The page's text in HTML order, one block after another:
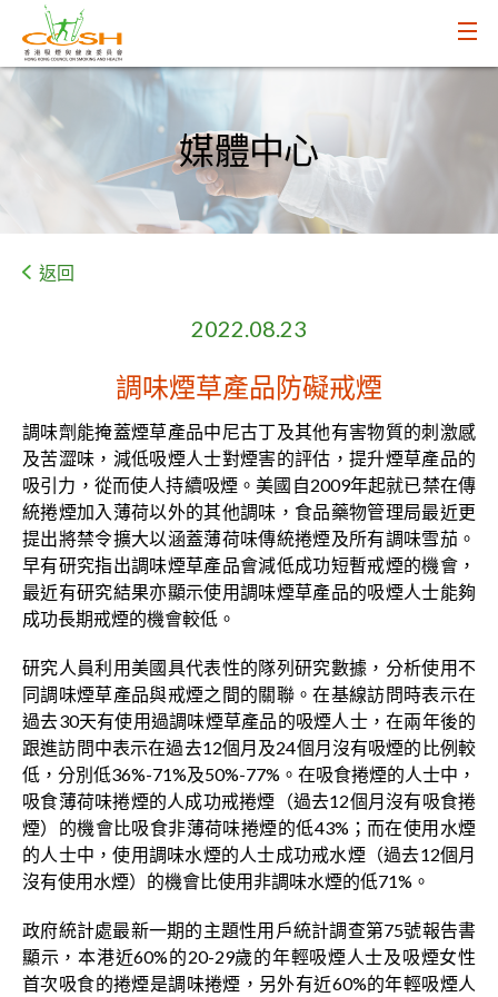
媒體中心
返回
2022.08.23
調味煙草產品防礙戒煙
調味劑能掩蓋煙草產品中尼古丁及其他有害物質的刺激感
及苦澀味，減低吸煙人士對煙害的評估，提升煙草產品的
吸引力，從而使人持續吸煙。美國自2009年起就已禁在傳
統捲煙加入薄荷以外的其他調味，食品藥物管理局最近更
提出將禁令擴大以涵蓋薄荷味傳統捲煙及所有調味雪茄。
早有研究指出調味煙草產品會減低成功短暫戒煙的機會，
最近有研究結果亦顯示使用調味煙草產品的吸煙人士能夠
成功長期戒煙的機會較低。
研究人員利用美國具代表性的隊列研究數據，分析使用不
同調味煙草產品與戒煙之間的關聯。在基線訪問時表示在
過去30天有使用過調味煙草產品的吸煙人士，在兩年後的
跟進訪問中表示在過去12個月及24個月沒有吸煙的比例較
低，分別低36%-71%及50%-77%。在吸食捲煙的人士中，
吸食薄荷味捲煙的人成功戒捲煙（過去12個月沒有吸食捲
煙）的機會比吸食非薄荷味捲煙的低43%；而在使用水煙
的人士中，使用調味水煙的人士成功戒水煙（過去12個月
沒有使用水煙）的機會比使用非調味水煙的低71%。
政府統計處最新一期的主題性用戶統計調查第75號報告書
顯示，本港近60%的20-29歲的年輕吸煙人士及吸煙女性
首次吸食的捲煙是調味捲煙，另外有近60%的年輕吸煙人